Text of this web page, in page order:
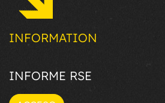
INFORMATION
INFORME RSE